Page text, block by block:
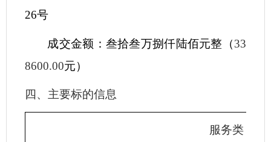
26号
成交金额 ： 叁拾叁万捌仟陆佰元整（33
8600.00元）
四、 主要标的信息
服务类